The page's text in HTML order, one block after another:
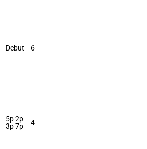
Debut 6
5p 2p
3p 7p
4